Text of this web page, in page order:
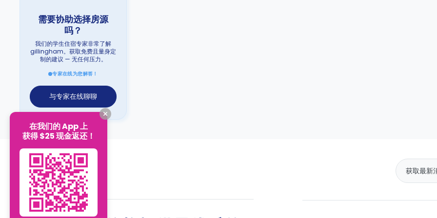
需要协助选择房源
吗？
我们的学生住宿专家非常了解
gillingham。获取免费且量身定
制的建议 — 无任何压力。
专家在线为您解答！
与专家在线聊聊
在我们的 App 上
获得 $25 现金返还！